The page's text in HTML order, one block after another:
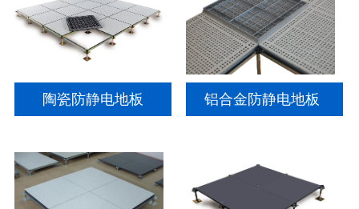
陶瓷防静电地板 铝合金防静电地板